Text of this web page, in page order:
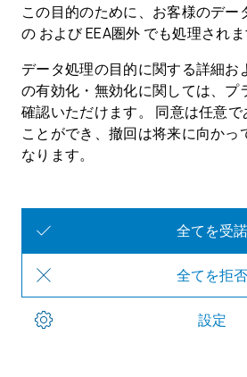
Download RTA-CAR V12.5.0
Download
ETASについて
お問い合わせください
ソーシャルメディア